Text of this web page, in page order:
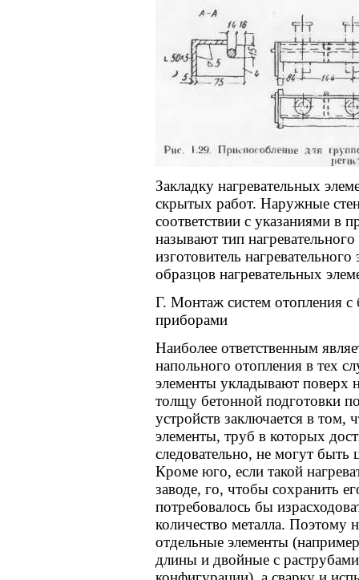
Закладку нагревательных
скрытых работ. Наружные
соответствии с указаниями в
называют тип
изготовитель
образцов нагревательных
Г. Монтаж систем отопления
приборами
Наиболее ответственным
напольного отопления в тех
элементы укладывают поверх
толщу бетонной подготовки
устройств заключается в том,
элементы, труб в которых
следовательно, не могут
Кроме юго, если такой
заводе, го, чтобы сохранить
потребовалось бы
количество металла. Поэтому
отдельные элементы
длины и двойные с